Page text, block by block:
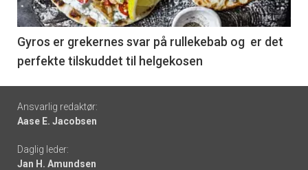
-
6
Gyros er grekernes svar på rullekebab og er det
perfekte tilskuddet til helgekosen
Footer
-
links
Ansvarlig redaktør:
Aase E. Jacobsen
Daglig leder:
Jan H. Amundsen